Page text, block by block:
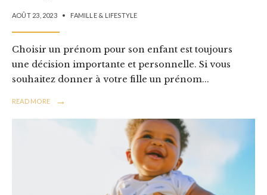
AOÛT 23, 2023 • FAMILLE & LIFESTYLE
Choisir un prénom pour son enfant est toujours
une décision importante et personnelle. Si vous
souhaitez donner à votre fille un prénom...
READ MORE →